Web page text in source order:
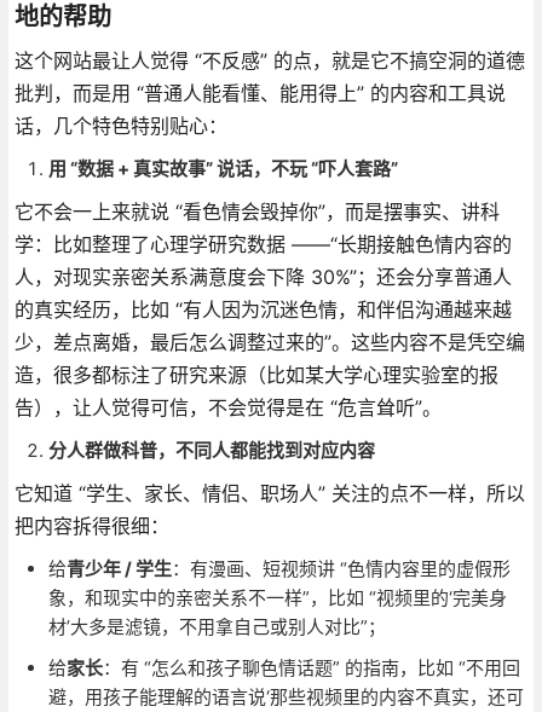
地的帮助
这个网站最让人觉得 “不反感” 的点，就是它不搞空洞的道德
批判，而是用 “普通人能看懂、能用得上” 的内容和工具说
话，几个特色特别贴心：
用 “数据 + 真实故事” 说话，不玩 “吓人套路”
它不会一上来就说 “看色情会毁掉你”，而是摆事实、讲科
学：比如整理了心理学研究数据 ——“长期接触色情内容的
人，对现实亲密关系满意度会下降 30%”；还会分享普通人
的真实经历，比如 “有人因为沉迷色情，和伴侣沟通越来越
少，差点离婚，最后怎么调整过来的”。这些内容不是凭空编
造，很多都标注了研究来源（比如某大学心理实验室的报
告），让人觉得可信，不会觉得是在 “危言耸听”。
分人群做科普，不同人都能找到对应内容
它知道 “学生、家长、情侣、职场人” 关注的点不一样，所以
把内容拆得很细：
给青少年 / 学生：有漫画、短视频讲 “色情内容里的虚假形
象，和现实中的亲密关系不一样”，比如 “视频里的‘完美身
材’大多是滤镜，不用拿自己或别人对比”；
给家长：有 “怎么和孩子聊色情话题” 的指南，比如 “不用回
避，用孩子能理解的语言说‘那些视频里的内容不真实，还可